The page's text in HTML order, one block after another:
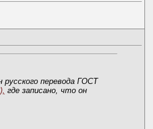
перевода ГОСТ
где записано, что он